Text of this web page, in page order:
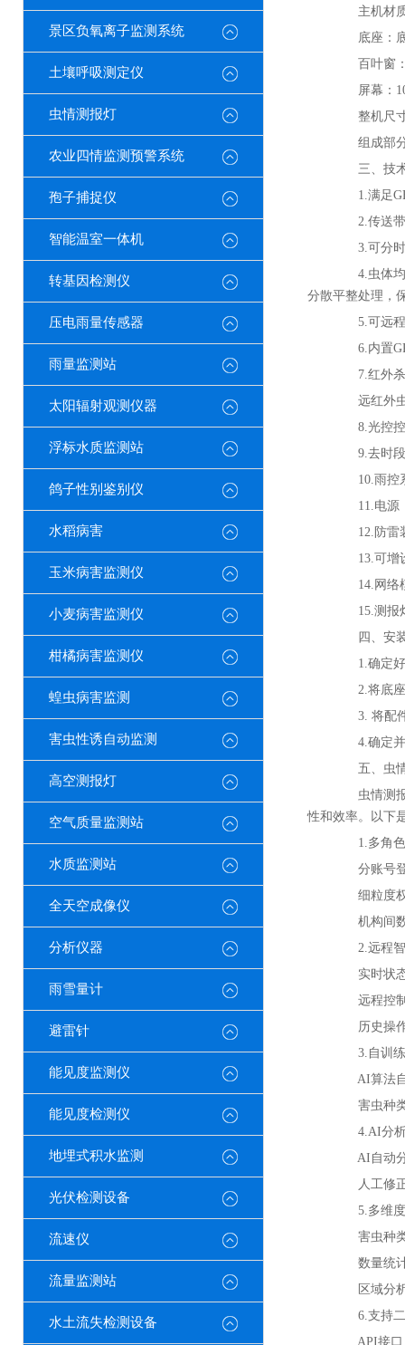
景区负氧离子监测系统
土壤呼吸测定仪
虫情测报灯
农业四情监测预警系统
孢子捕捉仪
智能温室一体机
转基因检测仪
压电雨量传感器
雨量监测站
太阳辐射观测仪器
浮标水质监测站
鸽子性别鉴别仪
水稻病害
玉米病害监测仪
小麦病害监测仪
柑橘病害监测仪
蝗虫病害监测
害虫性诱自动监测
高空测报灯
空气质量监测站
水质监测站
全天空成像仪
分析仪器
雨雪量计
避雷针
能见度监测仪
能见度检测仪
地埋式积水监测
光伏检测设备
流速仪
流量监测站
水土流失检测设备
主机材质
底座：底
百叶窗：
屏幕：
整机尺寸
组成部分
三、技
1.满足GB/
2.传送带
3.可分时
4.虫体均
分散平整处理，
5.可远程
6.内置
7.红外杀
远红外虫
8.光控控
9.去时段
10.雨控系
11.电源：
12.防雷装
13.可增设
14.网络模
15.测报灯
四、安装
1.确定好
2.将底座
3. 将配件
4.确定并
五、虫情
虫情测报
性和效率。以下
1.多角色
分账号登
细粒度权
机构间数
2.远程智
实时状态
远程控制
历史操作
3.自训练
AI算法自
害虫种类
4.AI分析
AI自动分
人工修正
5.多维度
害虫种类
数量统计
区域分析
6.支持二
API接口：